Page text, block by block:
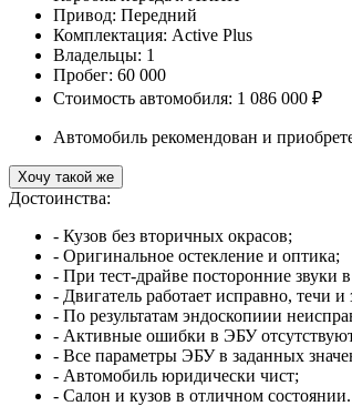
Привод: Передний
Комплектация: Active Plus
Владельцы: 1
Пробег: 60 000
Стоимость автомобиля: 1 086 000 ₽
Автомобиль рекомендован и
Хочу такой же
Достоинства:
- Кузов без вторичных окрасов;
- Оригинальное остекление и оптика;
- При тест-драйве посторонние звуки
- Двигатель работает исправно, течи
- По результатам эндоскопиии
- Активные ошибки в ЭБУ
- Все параметры ЭБУ в заданных
- Автомобиль юридически чист;
- Салон и кузов в отличном состоянии.